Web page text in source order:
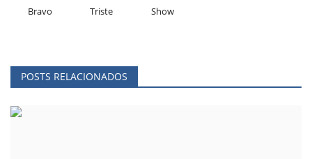
Bravo Triste Show
POSTS RELACIONADOS